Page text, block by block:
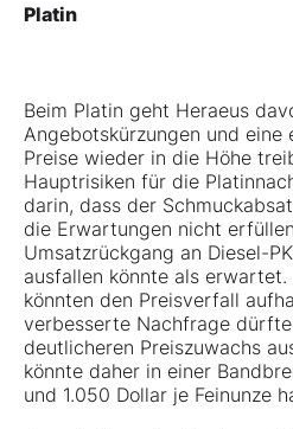
Platin
Beim Platin geht Heraeus
Angebotskürzungen und eine
Preise wieder in die Höhe
Hauptrisiken für die
darin, dass der
die Erwartungen nicht
Umsatzrückgang an Diesel-
ausfallen könnte als erwartet.
könnten den Preisverfall
verbesserte Nachfrage
deutlicheren Preiszuwachs
könnte daher in einer
und 1.050 Dollar je Feinunze